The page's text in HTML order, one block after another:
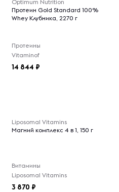
Optimum Nutrition
Протеин Gold Standard 100%
Whey Клубника, 2270 г
Протеины
Vitaminof
14 844
Liposomal Vitamins
Магний комплекс 4 в 1, 150 г
Витамины
Liposomal Vitamins
3 870